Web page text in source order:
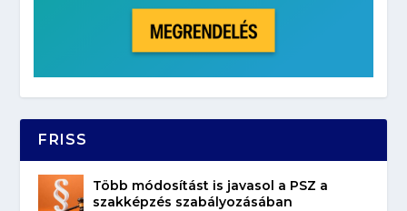
FRISS
Több módosítást is javasol a PSZ a
szakképzés szabályozásában